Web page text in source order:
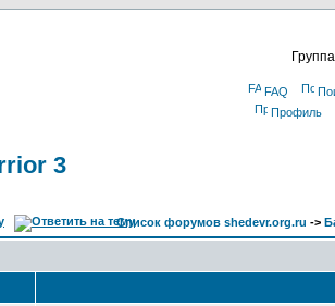
FAQ
Профиль
3
Список форумов shedevr.org.ru ->